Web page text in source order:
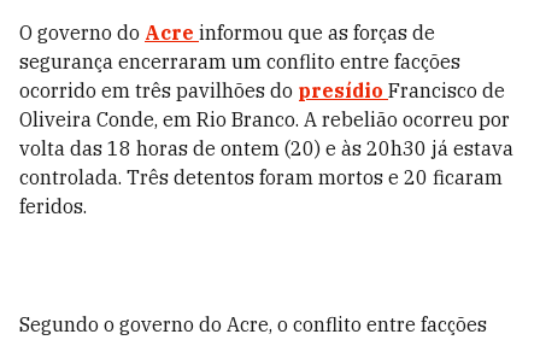
O governo do Acre informou que as forças de
segurança encerraram um conflito entre facções
ocorrido em três pavilhões do presídio Francisco de
Oliveira Conde, em Rio Branco. A rebelião ocorreu por
volta das 18 horas de ontem (20) e às 20h30 já estava
controlada. Três detentos foram mortos e 20 ficaram
feridos.
Segundo o governo do Acre, o conflito entre facções